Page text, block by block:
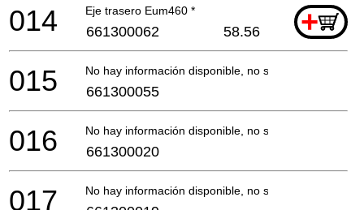
Eje trasero Eum460 * +
014 661300062 58.56
No hay información disponible, no se puede pedir
015 661300055
No hay información disponible, no se puede pedir
016 661300020
No hay información disponible, no se puede pedir
017